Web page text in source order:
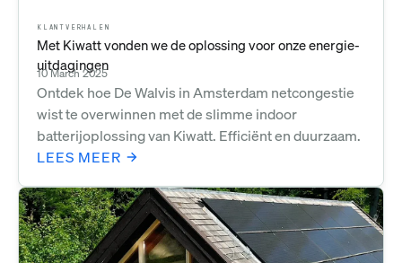
KLANTVERHALEN
Met Kiwatt vonden we de oplossing voor onze energie-
uitdagingen
10 March 2025
Ontdek hoe De Walvis in Amsterdam netcongestie
wist te overwinnen met de slimme indoor
batterijoplossing van Kiwatt. Efficiënt en duurzaam.
LEES MEER